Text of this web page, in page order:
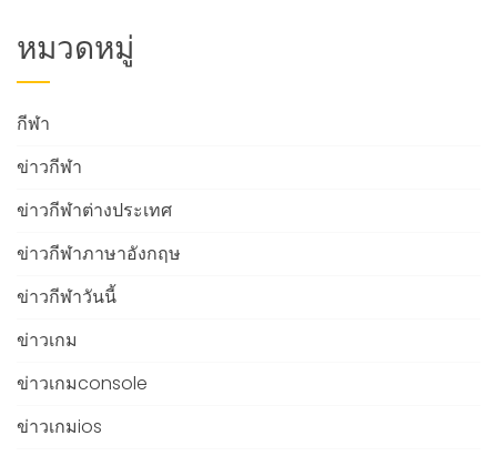
หมวดหมู่
กีฬา
ข่าวกีฬา
ข่าวกีฬาต่างประเทศ
ข่าวกีฬาภาษาอังกฤษ
ข่าวกีฬาวันนี้
ข่าวเกม
ข่าวเกมconsole
ข่าวเกมios